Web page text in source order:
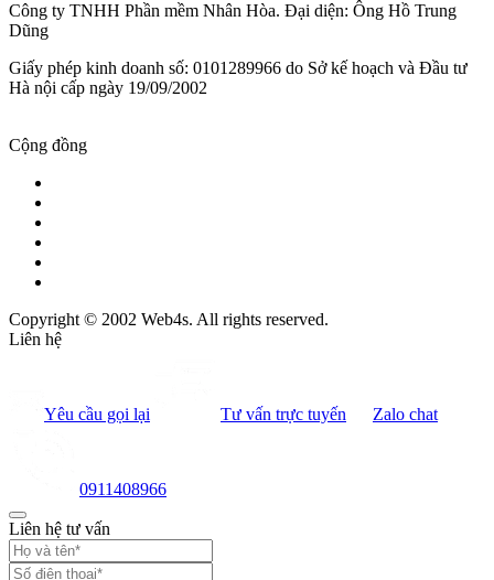
Công ty TNHH Phần mềm Nhân Hòa. Đại diện: Ông Hồ Trung
Dũng
Giấy phép kinh doanh số: 0101289966 do Sở kế hoạch và Đầu tư
Hà nội cấp ngày 19/09/2002
Cộng đồng
Copyright © 2002 Web4s. All rights reserved.
Liên hệ
Yêu cầu gọi lại Tư vấn trực tuyến Zalo chat
0911408966
Liên hệ tư vấn